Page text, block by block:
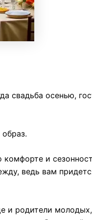
свадьба осенью,
комфорте и
ведь вам
и родители молодых,